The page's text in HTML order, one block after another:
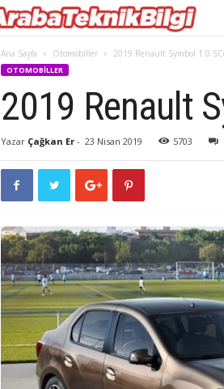
r
b
a
e
k
n
i
k
Ana Sayfa Otomobiller 2019 Renault Symbol 1.0
OTOMOBILLER
2019 Renault
Yazar Çağkan Er- 23 Nisan 2019 5703